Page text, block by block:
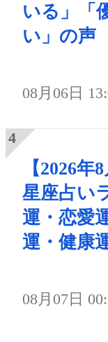
いる」「
い」の声
08月06日
【2026年
星座占い
運・恋愛
運・健康
08月07日